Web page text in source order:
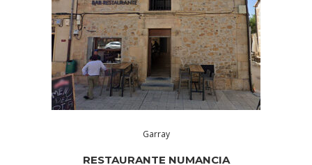
Garray
RESTAURANTE NUMANCIA